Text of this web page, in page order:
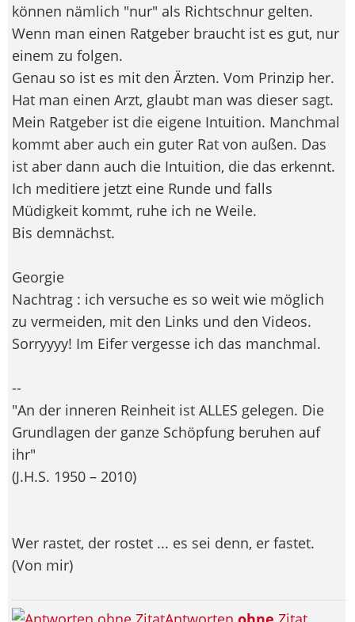
können nämlich "nur" als Richtschnur gelten.
Wenn man einen Ratgeber braucht ist es gut, nur
einem zu folgen.
Genau so ist es mit den Ärzten. Vom Prinzip her.
Hat man einen Arzt, glaubt man was dieser sagt.
Mein Ratgeber ist die eigene Intuition. Manchmal
kommt aber auch ein guter Rat von außen. Das
ist aber dann auch die Intuition, die das erkennt.
Ich meditiere jetzt eine Runde und falls
Müdigkeit kommt, ruhe ich ne Weile.
Bis demnächst.
Georgie
Nachtrag : ich versuche es so weit wie möglich
zu vermeiden, mit den Links und den Videos.
Sorryyyy! Im Eifer vergesse ich das manchmal.
--
"An der inneren Reinheit ist ALLES gelegen. Die
Grundlagen der ganze Schöpfung beruhen auf
ihr"
(J.H.S. 1950 – 2010)
Wer rastet, der rostet ... es sei denn, er fastet.
(Von mir)